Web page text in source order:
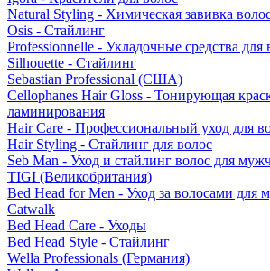
Natural Styling - Химическая завивка
Osis - Стайлинг
Professionnelle - Укладочные средства для
Silhouette - Стайлинг
Sebastian Professional (США)
Cellophanes Hair Gloss - Тонирующая
ламинирования
Hair Care - Профессиональный уход для
Hair Styling - Стайлинг для волос
Seb Man - Уход и стайлинг волос для
TIGI (Великобритания)
Bed Head for Men - Уход за волосами для
Catwalk
Bed Head Care - Уходы
Bed Head Style - Стайлинг
Wella Professionals (Германия)